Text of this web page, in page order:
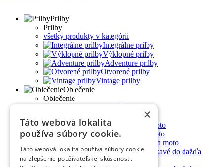
Prilby
Prilby
všetky produkty v kategórii
Integrálne prilby
Výklopné prilby
Adventure prilby
Otvorené prilby
Vintage prilby
Oblečenie
Oblečenie
všetky produkty v kategórii
Bundy na moto
Nohavice na moto
Rukavice na moto
Kombinézy na moto
Nepremokavé do dažďa
Vesty na moto
×
Táto webová lokalita
používa súbory cookie.
Táto webová lokalita používa súbory cookie
na zlepšenie používateľskej skúsenosti.